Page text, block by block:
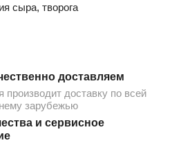
сыра, творога
доставляем
доставку по всей
зарубежью
и сервисное